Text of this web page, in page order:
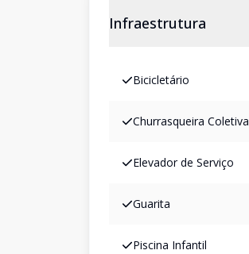
Infraestrutura
Bicicletário
Churrasqueira Coletiva
Elevador de Serviço
Guarita
Piscina Infantil